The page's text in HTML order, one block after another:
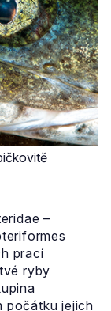
–
prací
ryby
počátku jejich